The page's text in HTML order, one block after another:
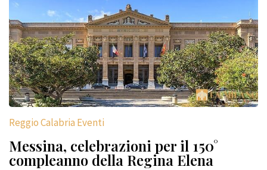
Reggio Calabria Eventi
Messina, celebrazioni per il 150°
compleanno della Regina Elena